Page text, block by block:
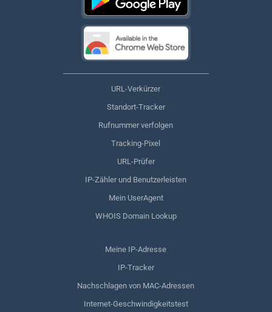
URL-Verkürzer
Standort-Tracker
Rufnummer verfolgen
Tracking-Pixel
URL-Prüfer
IP-Zähler und Benutzerleisten
Mein UserAgent
WHOIS Domain Lookup
Meine IP-Adresse
IP-Tracker
Nachschlagen von MAC-Adressen
Internet-Geschwindigkeitstest